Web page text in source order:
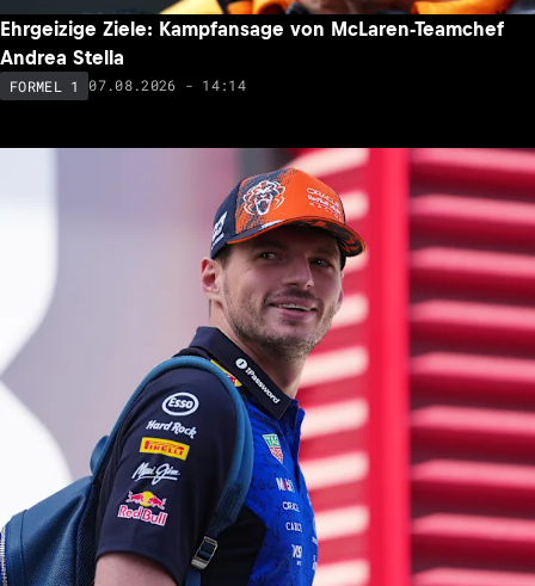
Ehrgeizige Ziele: Kampfansage von McLaren-Teamchef
Andrea Stella
FORMEL 1 07.08.2026 - 14:14